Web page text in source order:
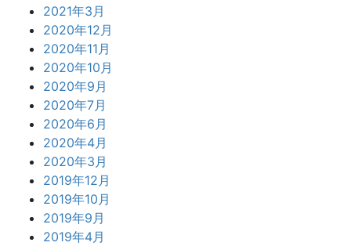
2021年3月
2020年12月
2020年11月
2020年10月
2020年9月
2020年7月
2020年6月
2020年4月
2020年3月
2019年12月
2019年10月
2019年9月
2019年4月